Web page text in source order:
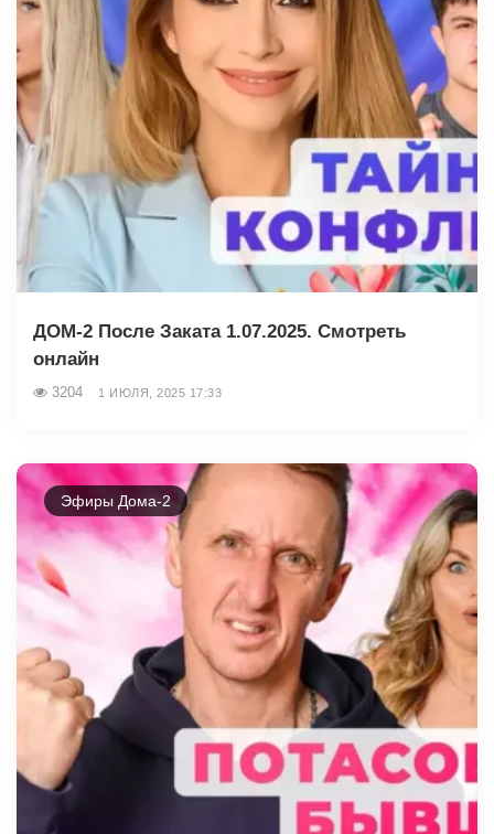
ДОМ-2 После Заката 1.07.2025. Смотреть
онлайн
3204 1 ИЮЛЯ, 2025 17:33
Эфиры Дома-2